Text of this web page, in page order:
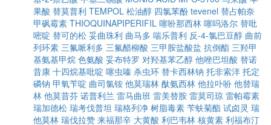
果酸 替莫普利 TEMPOL 松油醇 四氯苯酚 tevenel 替占帕奈
甲砜霉素 THIOQUINAPIPERIFIL 噻吩那西林 噻吗洛尔 替吡
嘧啶 替可的松 妥曲珠利 曲马多 喘乐普利 反-4-氯巴豆醇 曲前
列环素 三氟哌利多 三氟醋柳酸 三甲胺盐酸盐 抗倒酯 三羟甲
基氨基甲烷 色氨酸 妥布特罗 对羟基苯乙醇 他唑巴坦酸 替诺
昔康 十四烷基吡啶 噻虫嗪 杀虫环 替卡西林钠 托非索洋 托定
磷钠 甲氧苄啶 曲司氯铵 他莫瑞林 酞氨西林 他拉卟吩 他替瑞
林 他莫昔芬 诺普利兰 雷马曲班 雷美替胺 雷莫司琼 雷帕霉素
瑞加德松 瑞考伐普坦 瑞格列净 树脂毒素 苄蚨菊酯 试卤灵 瑞
他莫林 瑞伐拉赞 来福那辛 大黄酸 利巴韦林 核黄素 利福布汀